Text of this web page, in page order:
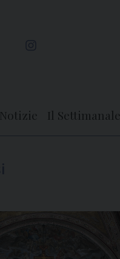
Notizie Il Settimanale